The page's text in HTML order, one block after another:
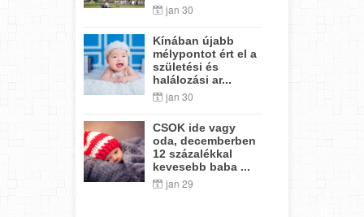
jan 30
Kínában újabb
mélypontot ért el a
születési és
halálozási ar...
jan 30
CSOK ide vagy
oda, decemberben
12 százalékkal
kevesebb baba ...
jan 29